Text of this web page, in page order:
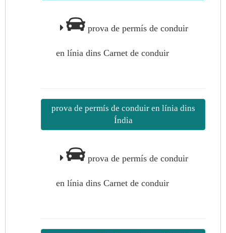
prova de permís de conduir
en línia dins Carnet de conduir
prova de permís de conduir en línia dins
Índia
prova de permís de conduir
en línia dins Carnet de conduir